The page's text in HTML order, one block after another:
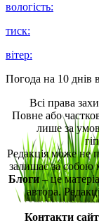
вологість:
тиск:
вітер:
Погода на 10 днів
Всі права
Повне або
лише за
Редакція може не
залишає за собою
Блоги– це
автора.
Контакти